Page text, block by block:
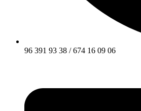
96 391 93 38 / 674 16 09 06